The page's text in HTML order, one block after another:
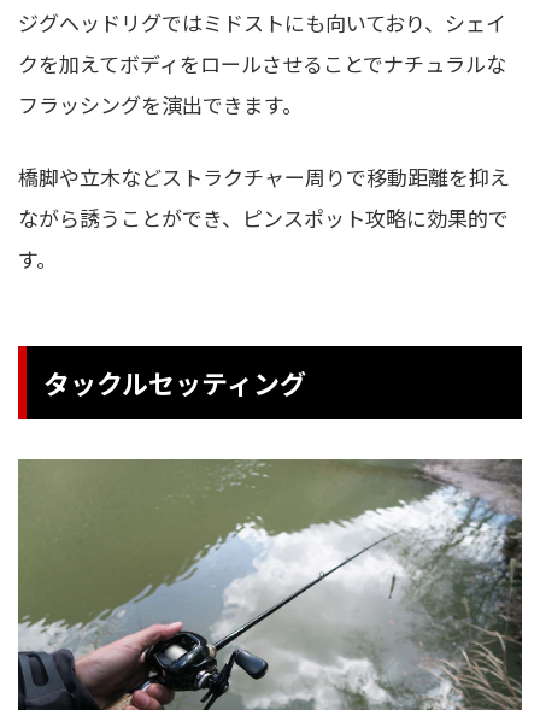
ジグヘッドリグではミドストにも向いており、シェイ
クを加えてボディをロールさせることでナチュラルな
フラッシングを演出できます。
橋脚や立木などストラクチャー周りで移動距離を抑え
ながら誘うことができ、ピンスポット攻略に効果的で
す。
タックルセッティング